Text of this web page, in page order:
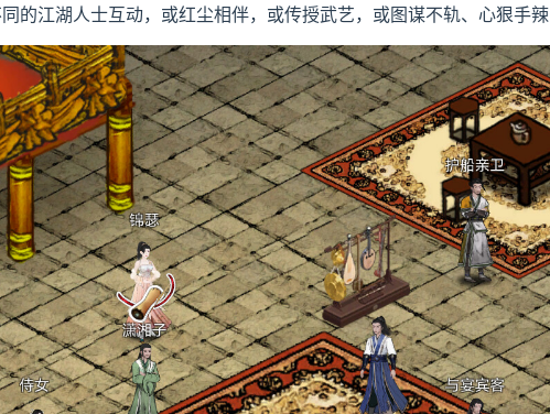
江湖人士互动，或红尘相伴，或传授武艺，或图谋不轨、心狠手辣